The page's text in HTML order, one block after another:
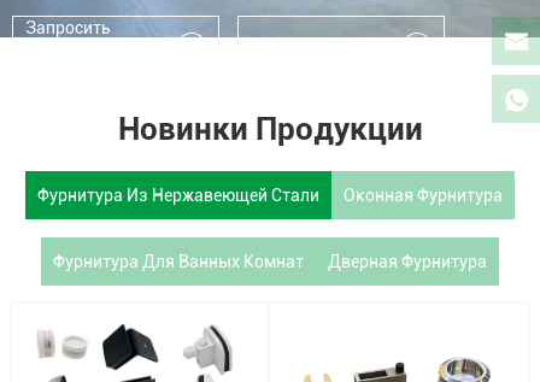
Запросить
Новинки Продукции
Фурнитура Из Нержавеющей Стали Оконная Фурнитура
Фурнитура Для Ванных Комнат Дверная Фурнитура